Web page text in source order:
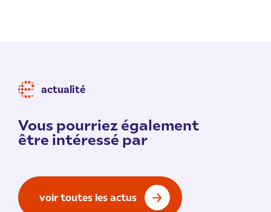
actualité
Vous pourriez également
être intéressé par
voir toutes les actus